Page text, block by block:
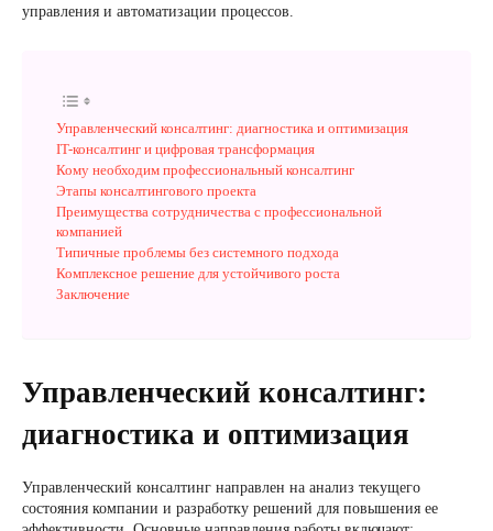
управления и автоматизации процессов.
Управленческий консалтинг: диагностика и оптимизация
IT-консалтинг и цифровая трансформация
Кому необходим профессиональный консалтинг
Этапы консалтингового проекта
Преимущества сотрудничества с профессиональной
компанией
Типичные проблемы без системного подхода
Комплексное решение для устойчивого роста
Заключение
Управленческий консалтинг:
диагностика и оптимизация
Управленческий консалтинг направлен на анализ текущего
состояния компании и разработку решений для повышения ее